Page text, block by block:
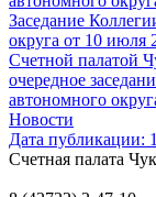
Заседание
округа от 10 июля
Счетной палатой
очередное
автономного
Новости
Дата публикации:
Счетная палата